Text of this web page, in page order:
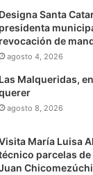
Designa Santa
presidenta
revocación de
agosto 4, 2026
Las Malqueridas,
agosto 8, 2026
María Luisa
parcelas de